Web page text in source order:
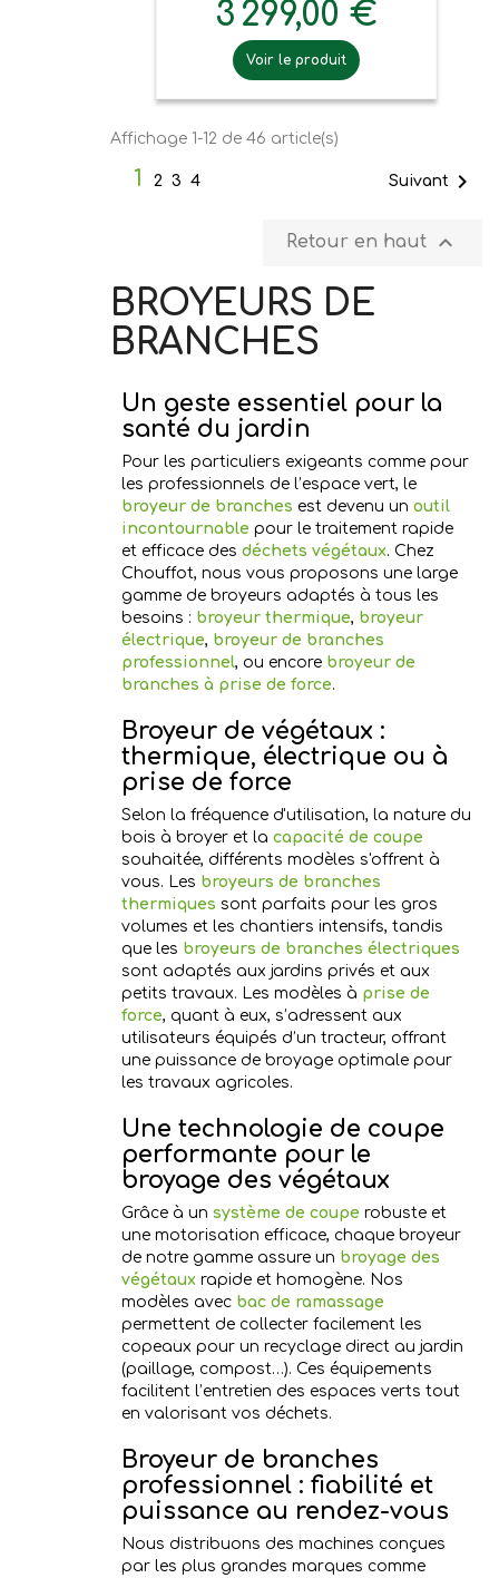
3 299,00 €
Voir le produit
Affichage 1-12 de 46 article(s)
1 2 3 4 Suivant
Retour en haut 
BROYEURS DE
BRANCHES
Un geste essentiel pour la
santé du jardin
Pour les particuliers exigeants comme pour
les professionnels de l’espace vert, le
broyeur de branches est devenu un outil
incontournable pour le traitement rapide
et efficace des déchets végétaux. Chez
Chouffot, nous vous proposons une large
gamme de broyeurs adaptés à tous les
besoins : broyeur thermique, broyeur
électrique, broyeur de branches
professionnel, ou encore broyeur de
branches à prise de force.
Broyeur de végétaux :
thermique, électrique ou à
prise de force
Selon la fréquence d'utilisation, la nature du
bois à broyer et la capacité de coupe
souhaitée, différents modèles s'offrent à
vous. Les broyeurs de branches
thermiques sont parfaits pour les gros
volumes et les chantiers intensifs, tandis
que les broyeurs de branches électriques
sont adaptés aux jardins privés et aux
petits travaux. Les modèles à prise de
force, quant à eux, s’adressent aux
utilisateurs équipés d’un tracteur, offrant
une puissance de broyage optimale pour
les travaux agricoles.
Une technologie de coupe
performante pour le
broyage des végétaux
Grâce à un système de coupe robuste et
une motorisation efficace, chaque broyeur
de notre gamme assure un broyage des
végétauxrapide et homogène. Nos
modèles avec bac de ramassage
permettent de collecter facilement les
copeaux pour un recyclage direct au jardin
(paillage, compost…). Ces équipements
facilitent l’entretien des espaces verts tout
en valorisant vos déchets.
Broyeur de branches
professionnel : fiabilité et
puissance au rendez-vous
Nous distribuons des machines conçues
par les plus grandes marques comme